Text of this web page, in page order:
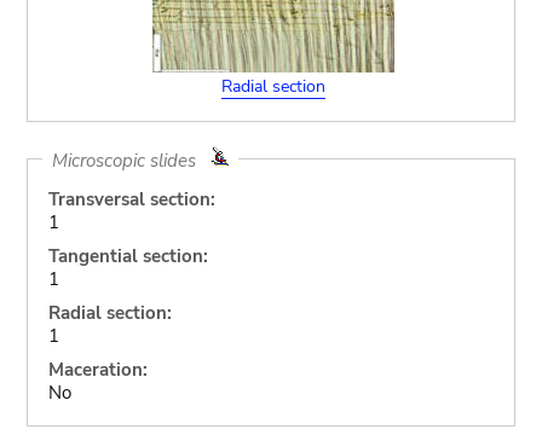
Radial section
Microscopic slides
Transversal section:
1
Tangential section:
1
Radial section:
1
Maceration:
No